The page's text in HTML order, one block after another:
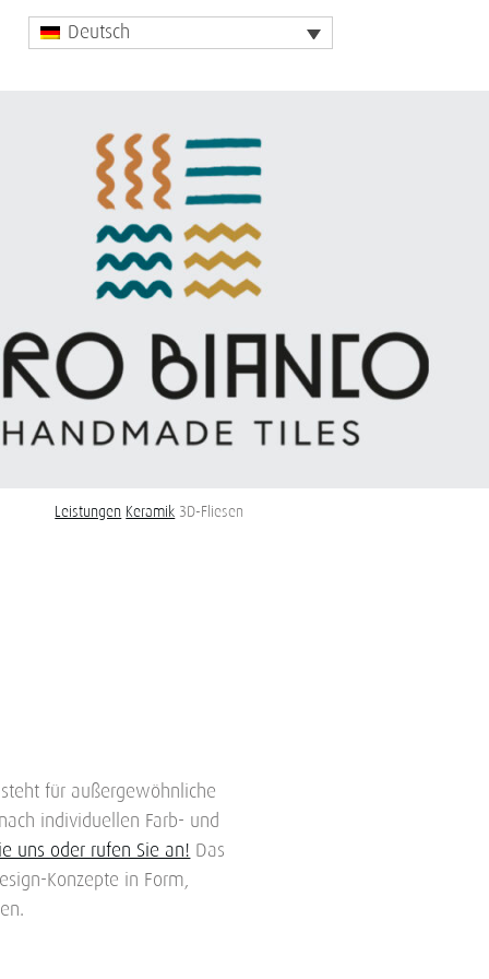
Deutsch
Leistungen Keramik 3D-Fliesen
steht für außergewöhnliche
individuellen Farb- und
uns oder rufen Sie an! Das
Konzepte in Form,